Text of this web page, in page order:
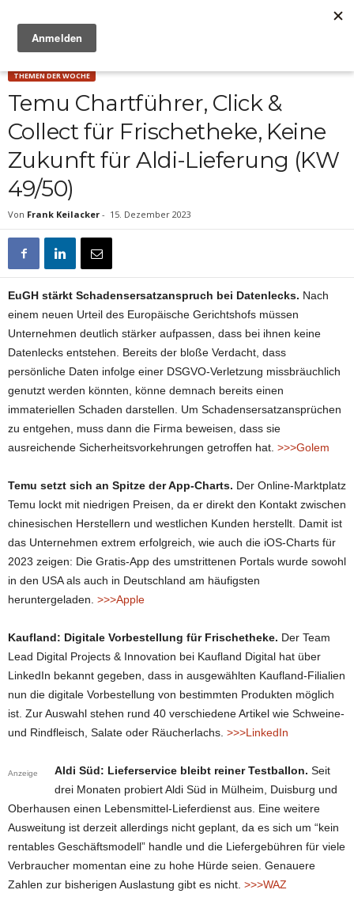
THEMEN DER WOCHE
Temu Chartführer, Click &
Collect für Frischetheke, Keine
Zukunft für Aldi-Lieferung (KW
49/50)
Von Frank Keilacker - 15. Dezember 2023
EuGH stärkt Schadensersatzanspruch bei Datenlecks. Nach
einem neuen Urteil des Europäische Gerichtshofs müssen
Unternehmen deutlich stärker aufpassen, dass bei ihnen keine
Datenlecks entstehen. Bereits der bloße Verdacht, dass
persönliche Daten infolge einer DSGVO-Verletzung missbräuchlich
genutzt werden könnten, könne demnach bereits einen
immateriellen Schaden darstellen. Um Schadensersatzansprüchen
zu entgehen, muss dann die Firma beweisen, dass sie
ausreichende Sicherheitsvorkehrungen getroffen hat. >>>Golem
Temu setzt sich an Spitze der App-Charts. Der Online-Marktplatz
Temu lockt mit niedrigen Preisen, da er direkt den Kontakt zwischen
chinesischen Herstellern und westlichen Kunden herstellt. Damit ist
das Unternehmen extrem erfolgreich, wie auch die iOS-Charts für
2023 zeigen: Die Gratis-App des umstrittenen Portals wurde sowohl
in den USA als auch in Deutschland am häufigsten
heruntergeladen. >>>Apple
Kaufland: Digitale Vorbestellung für Frischetheke. Der Team
Lead Digital Projects & Innovation bei Kaufland Digital hat über
LinkedIn bekannt gegeben, dass in ausgewählten Kaufland-Filialien
nun die digitale Vorbestellung von bestimmten Produkten möglich
ist. Zur Auswahl stehen rund 40 verschiedene Artikel wie Schweine-
und Rindfleisch, Salate oder Räucherlachs. >>>LinkedIn
Anzeige Aldi Süd: Lieferservice bleibt reiner Testballon. Seit
drei Monaten probiert Aldi Süd in Mülheim, Duisburg und
Oberhausen einen Lebensmittel-Lieferdienst aus. Eine weitere
Ausweitung ist derzeit allerdings nicht geplant, da es sich um “kein
rentables Geschäftsmodell” handle und die Liefergebühren für viele
Verbraucher momentan eine zu hohe Hürde seien. Genauere
Zahlen zur bisherigen Auslastung gibt es nicht. >>>WAZ